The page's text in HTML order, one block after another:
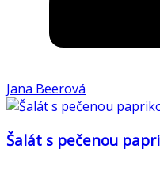
Jana Beerová
Šalát s pečenou